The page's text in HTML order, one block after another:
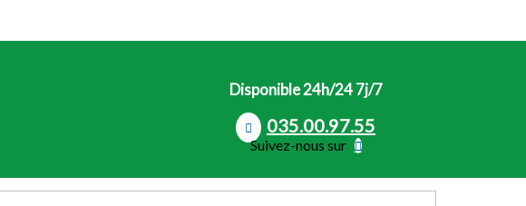
Disponible 24h/24 7j/7
035.00.97.55
Suivez-nous sur